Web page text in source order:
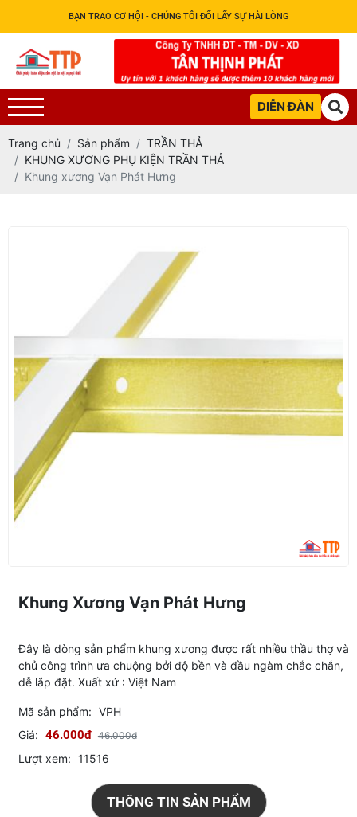
BẠN TRAO CƠ HỘI - CHÚNG TÔI ĐỔI LẤY SỰ HÀI LÒNG
DIỄN ĐÀN
Trang chủ Sản phẩm
TRẦN THẢ
KHUNG XƯƠNG PHỤ KIỆN TRẦN THẢ
Khung xương Vạn Phát Hưng
Khung Xương Vạn Phát Hưng
Đây là dòng sản phẩm khung xương được rất nhiều thầu thợ và
chủ công trình ưa chuộng bởi độ bền và đầu ngàm chắc chắn,
dễ lắp đặt. Xuất xứ : Việt Nam
Mã sản phẩm: VPH
Giá: 46.000đ 46.000đ
Lượt xem: 11516
THÔNG TIN SẢN PHẨM